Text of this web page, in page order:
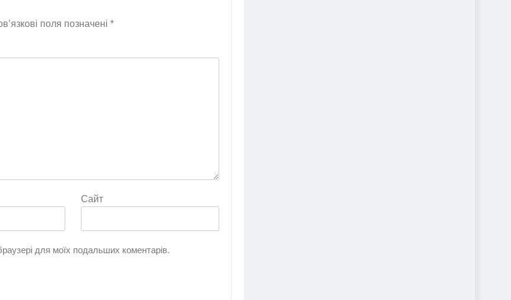
поля позначені *
Сайт
для моїх подальших коментарів.